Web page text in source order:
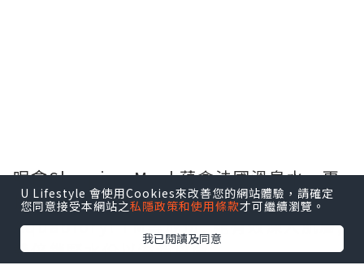
呢盒Sleeping Mask蘊含法國溫泉水，更
採用2倍高濃度透明質酸，甘油，和
Aquabioryl TM等成份, 能有效深入肌膚,
雙倍鎖緊水份以滋潤皮膚
U Lifestyle 會使用Cookies來改善您的網站體驗，請確定
您同意接受本網站之私隱政策和使用條款才可繼續瀏覽。
我已閱讀及同意